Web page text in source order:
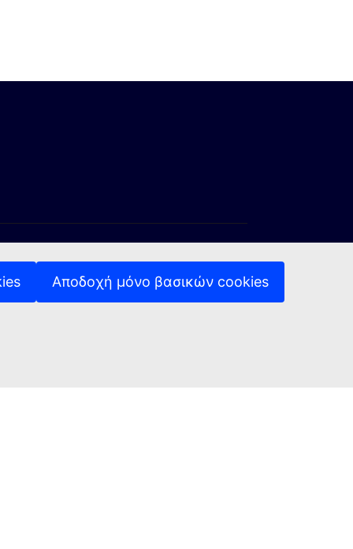
Αποδοχή μόνο βασικών cookies